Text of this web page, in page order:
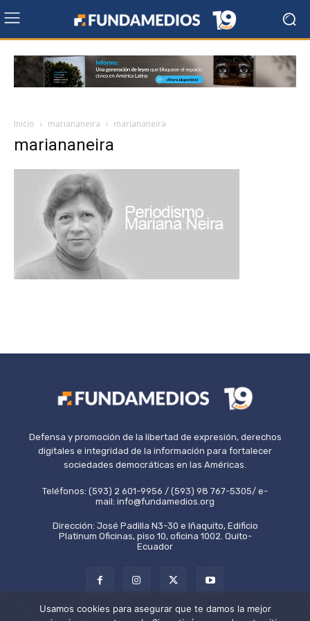
Inicio mariananeira mariananeira
mariananeira
Defensa y promoción de la libertad de expresión, derechos
digitales e integridad de la información para fortalecer
sociedades democráticas en las Américas.
Teléfonos: (593) 2 601-9956 / (593) 98 767-5305/ e-
mail: info@fundamedios.org
Dirección: José Padilla N3-30 e Iñaquito, Edificio
Platinum Oficinas, piso 10, oficina 1002. Quito-
Ecuador
Usamos cookies para asegurar que te damos la mejor